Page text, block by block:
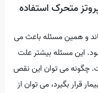
متحرک استفاده
و همین مسئله باعث می
این مسئله بیشتر علت
چگونه می توان این نقص
قرار بگیرد، می توان از